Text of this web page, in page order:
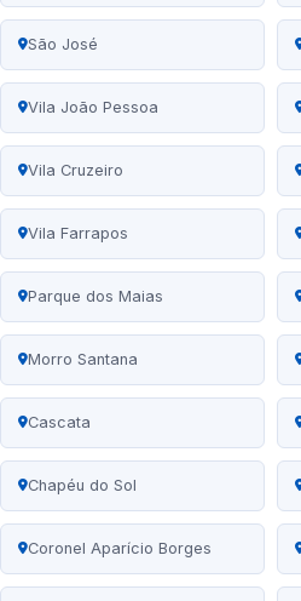
São José
Vila João Pessoa
Vila Cruzeiro
Vila Farrapos
Parque dos Maias
Morro Santana
Cascata
Chapéu do Sol
Coronel Aparício Borges